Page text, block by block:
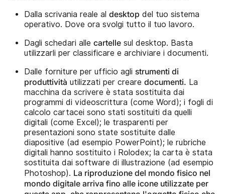
Dalla scrivania reale al desktop del tuo sistema
operativo. Dove ora svolgi tutto il tuo lavoro.
Dagli schedari alle cartelle sul desktop. Basta
utilizzarli per classificare e archiviare i documenti.
Dalle forniture per ufficio agli strumenti di
produttività utilizzati per creare documenti. La
macchina da scrivere è stata sostituita dai
programmi di videoscrittura (come Word); i fogli di
calcolo cartacei sono stati sostituiti da quelli
digitali (come Excel); le trasparenti per
presentazioni sono state sostituite dalle
diapositive (ad esempio PowerPoint); le rubriche
digitali hanno sostituito i Rolodex; la carta è stata
sostituita dai software di illustrazione (ad esempio
Photoshop). La riproduzione del mondo fisico nel
mondo digitale arriva fino alle icone utilizzate per